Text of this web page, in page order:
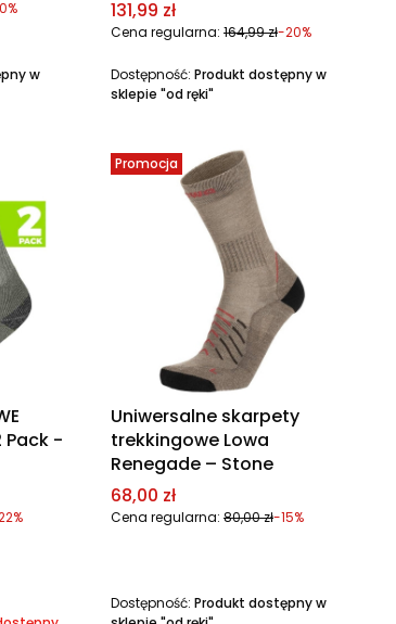
w
Cena promocyjna
131,99 zł
Cena regularna: 164,99 zł-20%
Dostępność: Produkt dostępny w
sklepie "od ręki"
Pack -
Promocja
Uniwersalne skarpety
trekkingowe Lowa
Renegade – Stone
Cena promocyjna
68,00 zł
Cena regularna: 80,00 zł-15%
Dostępność: Produkt dostępny w